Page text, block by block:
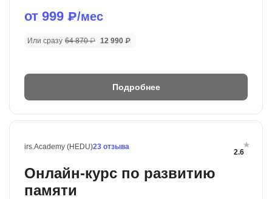
от 999 ₽/мес
Или сразу 64 870 ₽ 12 990 ₽
Подробнее
Онлайн-курс по развитию
памяти
irs.Academy (HEDU)
2.6
23 отзыва